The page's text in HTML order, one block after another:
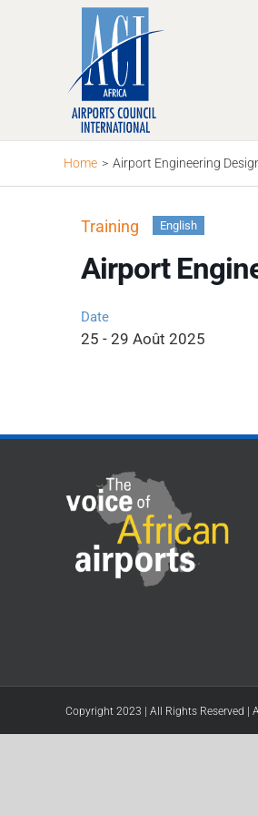
Home > Airport Engineering
Training English
Airport
Date
25 - 29 Août 2025
Copyright 2023 | All Rights Reserved |